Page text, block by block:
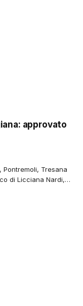
approvato
Tresana
di Licciana Nardi,…